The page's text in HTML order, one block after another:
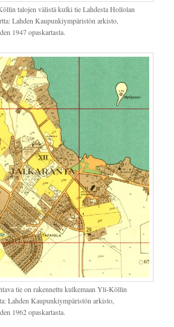
talojen välistä kulki tie Lahdesta Hollolan
Lahden Kaupunkiympäristön arkisto,
1947 opaskartasta.
tie on rakennettu kulkemaan Yli-Köllin
Lahden Kaupunkiympäristön arkisto,
1962 opaskartasta.